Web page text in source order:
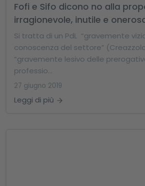
Fofi e Sifo dicono no alla
irragionevole, inutile e
Si tratta di un PdL “gravemente
conoscenza del settore”
“gravemente lesivo delle
professio...
27 giugno 2019
Leggi di più